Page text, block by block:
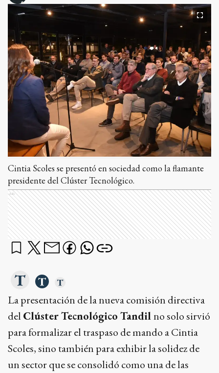
Cintia Scoles se presentó en sociedad como la flamante
presidente del Clúster Tecnológico.
Ads
La presentación de la nueva comisión directiva
del Clúster Tecnológico Tandilno solo sirvió
para formalizar el traspaso de mando a Cintia
Scoles, sino también para exhibir la solidez de
un sector que se consolidó como una de las